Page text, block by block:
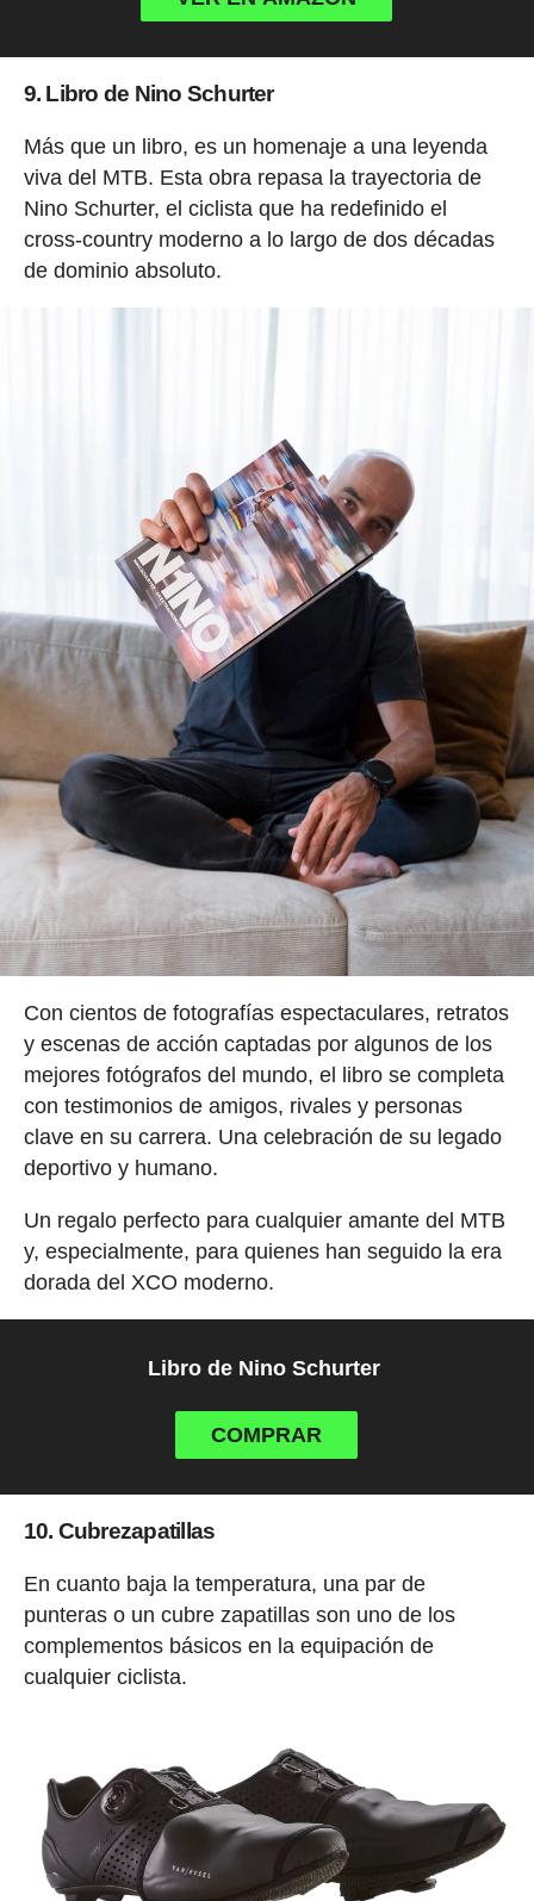
9. Libro de Nino Schurter
Más que un libro, es un homenaje a una leyenda
viva del MTB. Esta obra repasa la trayectoria de
Nino Schurter, el ciclista que ha redefinido el
cross-country moderno a lo largo de dos décadas
de dominio absoluto.
Con cientos de fotografías espectaculares, retratos
y escenas de acción captadas por algunos de los
mejores fotógrafos del mundo, el libro se completa
con testimonios de amigos, rivales y personas
clave en su carrera. Una celebración de su legado
deportivo y humano.
Un regalo perfecto para cualquier amante del MTB
y, especialmente, para quienes han seguido la era
dorada del XCO moderno.
Libro de Nino Schurter
COMPRAR
10. Cubrezapatillas
En cuanto baja la temperatura, una par de
punteras o un cubre zapatillas son uno de los
complementos básicos en la equipación de
cualquier ciclista.